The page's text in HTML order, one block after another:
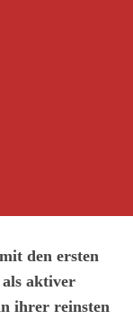
den ersten
aktiver
ihrer reinsten